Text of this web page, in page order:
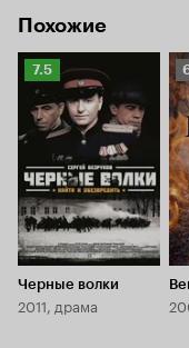
важно, так это то,
Этому фильму нет
Похожие
Рейтинг
Кинопоиска
7.5
7.5
Черные волки
2011, драма